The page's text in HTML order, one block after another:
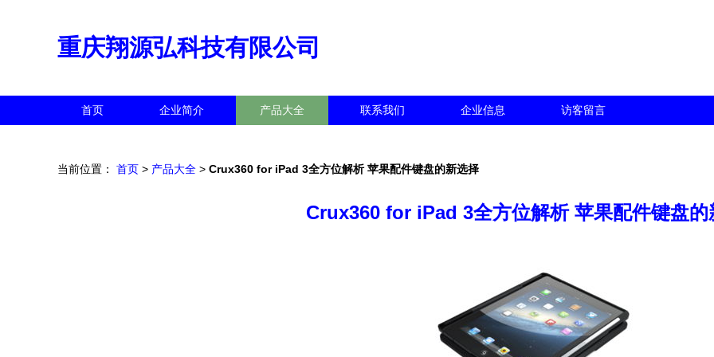
重庆翔源弘科技有限公司
首页 企业简介 产品大全 联系我们 企业信息 访客留言
当前位置： 首页 > 产品大全 > Crux360 for iPad 3全方位解析 苹果配件键盘的新选择
Crux360 for iPad 3全方位解析 苹果配件键盘的